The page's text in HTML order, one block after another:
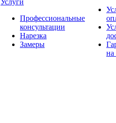
Услуги
Профессиональные
консультации
Нарезка
Замеры
на